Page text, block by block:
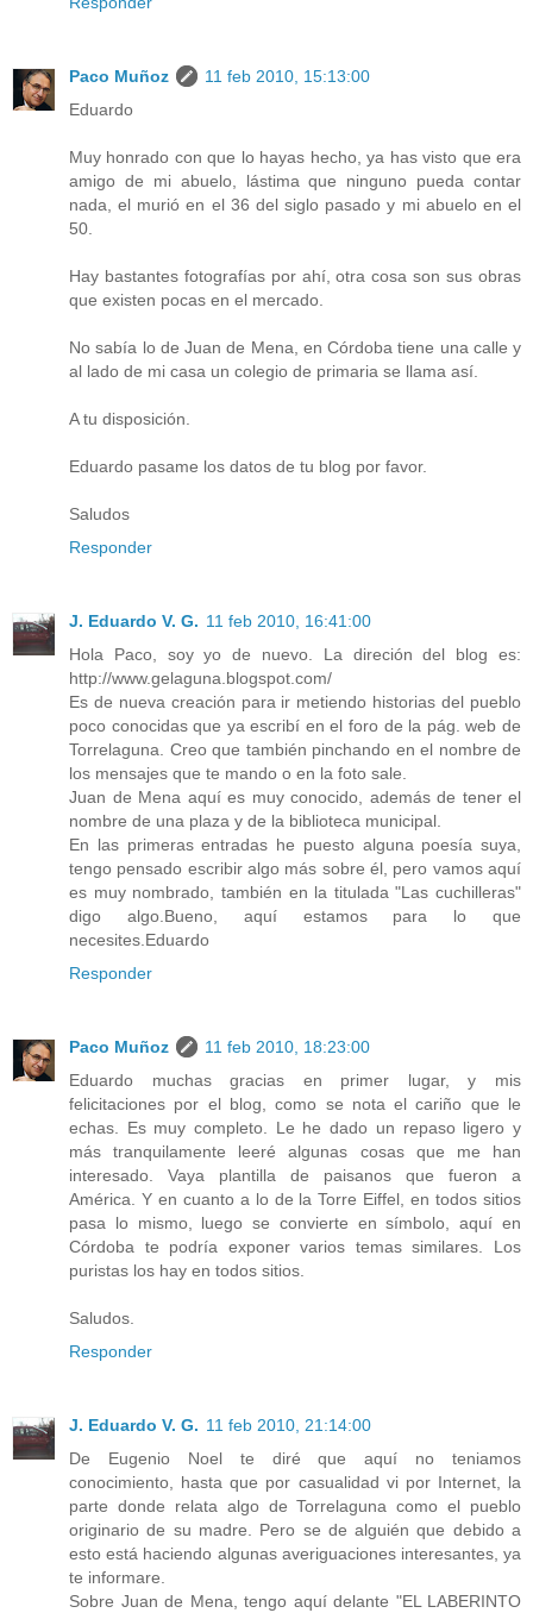
Paco Muñoz
11 feb 2010, 15:13:00
Eduardo
Muy honrado con que lo hayas hecho, ya has visto que era
amigo de mi abuelo, lástima que ninguno pueda contar
nada, el murió en el 36 del siglo pasado y mi abuelo en el
50.
Hay bastantes fotografías por ahí, otra cosa son sus obras
que existen pocas en el mercado.
No sabía lo de Juan de Mena, en Córdoba tiene una calle y
al lado de mi casa un colegio de primaria se llama así.
A tu disposición.
Eduardo pasame los datos de tu blog por favor.
Saludos
Responder
J. Eduardo V. G. 11 feb 2010, 16:41:00
Hola Paco, soy yo de nuevo. La direción del blog es:
http://www.gelaguna.blogspot.com/
Es de nueva creación para ir metiendo historias del pueblo
poco conocidas que ya escribí en el foro de la pág. web de
Torrelaguna. Creo que también pinchando en el nombre de
los mensajes que te mando o en la foto sale.
Juan de Mena aquí es muy conocido, además de tener el
nombre de una plaza y de la biblioteca municipal.
En las primeras entradas he puesto alguna poesía suya,
tengo pensado escribir algo más sobre él, pero vamos aquí
es muy nombrado, también en la titulada "Las cuchilleras"
digo algo.Bueno, aquí estamos para lo que
necesites.Eduardo
Responder
Paco Muñoz
11 feb 2010, 18:23:00
Eduardo muchas gracias en primer lugar, y mis
felicitaciones por el blog, como se nota el cariño que le
echas. Es muy completo. Le he dado un repaso ligero y
más tranquilamente leeré algunas cosas que me han
interesado. Vaya plantilla de paisanos que fueron a
América. Y en cuanto a lo de la Torre Eiffel, en todos sitios
pasa lo mismo, luego se convierte en símbolo, aquí en
Córdoba te podría exponer varios temas similares. Los
puristas los hay en todos sitios.
Saludos.
Responder
J. Eduardo V. G. 11 feb 2010, 21:14:00
De Eugenio Noel te diré que aquí no teniamos
conocimiento, hasta que por casualidad vi por Internet, la
parte donde relata algo de Torrelaguna como el pueblo
originario de su madre. Pero se de alguién que debido a
esto está haciendo algunas averiguaciones interesantes, ya
te informare.
Sobre Juan de Mena, tengo aquí delante "EL LABERINTO